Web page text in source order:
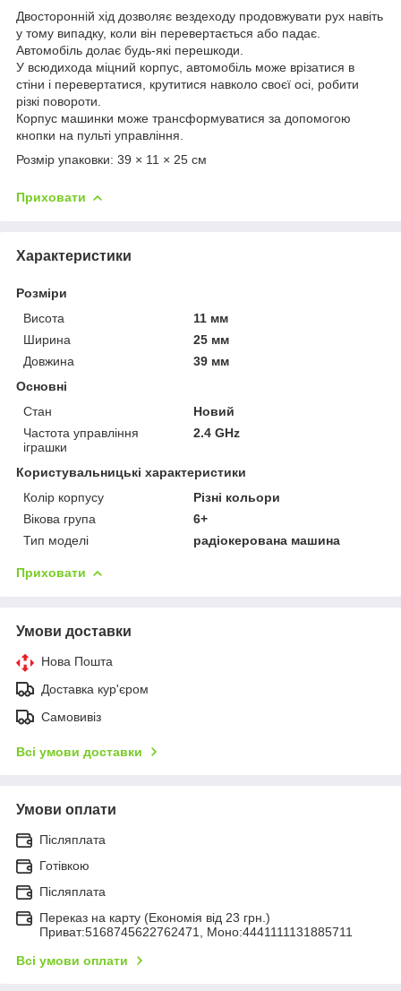
Двосторонній хід дозволяє вездеходу продовжувати рух навіть
у тому випадку, коли він перевертається або падає.
Автомобіль долає будь-які перешкоди.
У всюдихода міцний корпус, автомобіль може врізатися в
стіни і перевертатися, крутитися навколо своєї осі, робити
різкі повороти.
Корпус машинки може трансформуватися за допомогою
кнопки на пульті управління.
Розмір упаковки: 39 × 11 × 25 см
Приховати
Характеристики
Розміри
Висота
11 мм
Ширина
25 мм
Довжина
39 мм
Основні
Стан
Новий
Частота управління
іграшки
2.4 GHz
Користувальницькі характеристики
Колір корпусу
Різні кольори
Вікова група
6+
Тип моделі
радіокерована машина
Приховати
Умови доставки
Нова Пошта
Доставка кур'єром
Самовивіз
Всі умови доставки
Умови оплати
Післяплата
Готівкою
Післяплата
Переказ на карту (Економія від 23 грн.)
Приват:5168745622762471, Моно:4441111131885711
Всі умови оплати